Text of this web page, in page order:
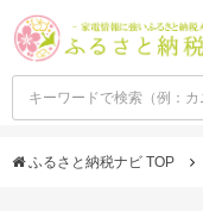
ふるさと納税ナビ TOP